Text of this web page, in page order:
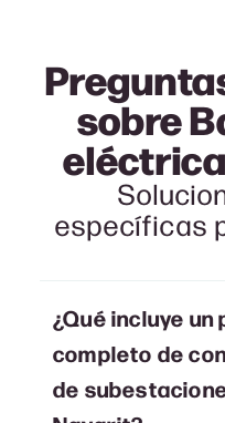
sobre
específicas
¿Qué incluye
completo de
de